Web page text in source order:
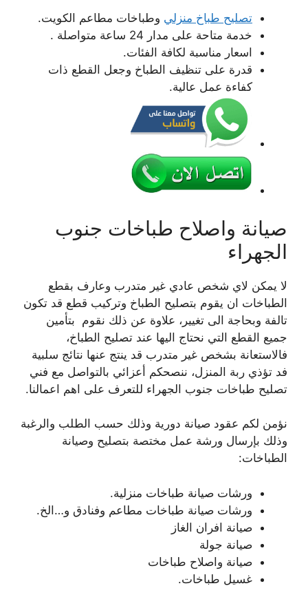
تصليح طباخ منزلي وطباخات مطاعم الكويت.
خدمة متاحة على مدار 24 ساعة متواصلة .
اسعار مناسبة لكافة الفئات.
قدرة على تنظيف الطباخ وجعل القطع ذات
كفاءة عمل عالية.
صيانة واصلاح طباخات جنوب
الجهراء
لا يمكن لاي شخص عادي غير متدرب وعارف بقطع
الطباخات ان يقوم بتصليح الطباخ وتركيب قطع قد تكون
تالفة وبحاجة الى تغيير، علاوة عن ذلك نقوم بتأمين
جميع القطع التي نحتاج اليها عند تصليح الطباخ،
فالاستعانة بشخص غير متدرب قد ينتج عنها نتائج سلبية
فد تؤذي ربة المنزل، ننصحكم أعزائي بالتواصل مع فني
تصليح طباخات جنوب الجهراء للتعرف على اهم اعمالنا.
نؤمن لكم عقود صيانة دورية وذلك حسب الطلب والرغبة
وذلك بإرسال ورشة عمل مختصة بتصليح وصيانة
الطباخات:
ورشات صيانة طباخات منزلية.
ورشات صيانة طباخات مطاعم وفنادق و…الخ.
صيانة افران الغاز
صيانة جولة
صيانة واصلاح طباخات
غسيل طباخات.